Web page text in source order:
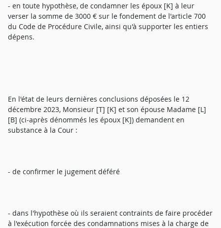
- en toute hypothèse, de condamner les époux [K] à leur
verser la somme de 3000 € sur le fondement de l'article 700
du Code de Procédure Civile, ainsi qu'à supporter les entiers
dépens.
En l'état de leurs dernières conclusions déposées le 12
décembre 2023, Monsieur [T] [K] et son épouse Madame [L]
[B] (ci-après dénommés les époux [K]) demandent en
substance à la Cour :
- de confirmer le jugement déféré
- dans l'hypothèse où ils seraient contraints de faire procéder
à l'exécution forcée des condamnations mises à la charge de